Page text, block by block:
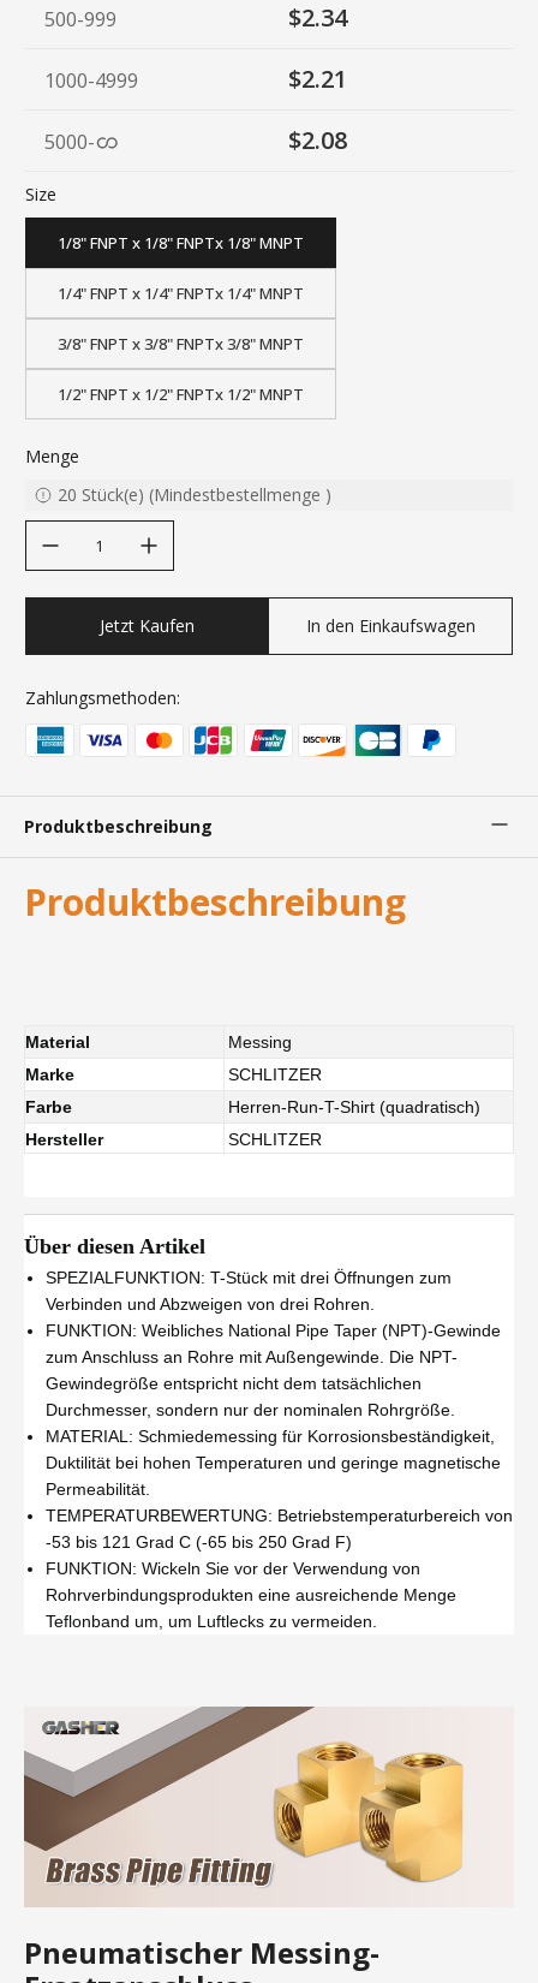
500-999 $2.34
1000-4999 $2.21
5000- $2.08
Size
1/8" FNPT x 1/8" FNPTx 1/8" MNPT
1/4" FNPT x 1/4" FNPTx 1/4" MNPT
3/8" FNPT x 3/8" FNPTx 3/8" MNPT
1/2" FNPT x 1/2" FNPTx 1/2" MNPT
Menge
20 Stück(e) (Mindestbestellmenge )
Jetzt Kaufen In den Einkaufswagen
Zahlungsmethoden:
Produktbeschreibung
Produktbeschreibung
Material
Messing
Marke
SCHLITZER
Farbe
Herren-Run-T-Shirt (quadratisch)
Hersteller
SCHLITZER
Über diesen Artikel
SPEZIALFUNKTION: T-Stück mit drei Öffnungen zum
Verbinden und Abzweigen von drei Rohren.
FUNKTION: Weibliches National Pipe Taper (NPT)-Gewinde
zum Anschluss an Rohre mit Außengewinde. Die NPT-
Gewindegröße entspricht nicht dem tatsächlichen
Durchmesser, sondern nur der nominalen Rohrgröße.
MATERIAL: Schmiedemessing für Korrosionsbeständigkeit,
Duktilität bei hohen Temperaturen und geringe magnetische
Permeabilität.
TEMPERATURBEWERTUNG: Betriebstemperaturbereich von
-53 bis 121 Grad C (-65 bis 250 Grad F)
FUNKTION: Wickeln Sie vor der Verwendung von
Rohrverbindungsprodukten eine ausreichende Menge
Teflonband um, um Luftlecks zu vermeiden.
Pneumatischer Messing-